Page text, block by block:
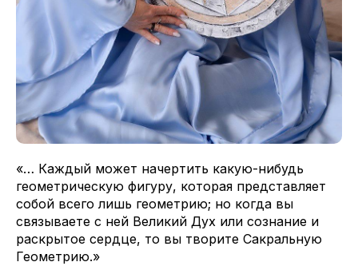
«… Каждый может начертить какую-нибудь
геометрическую фигуру, которая представляет
собой всего лишь геометрию; но когда вы
связываете с ней Великий Дух или сознание и
раскрытое сердце, то вы творите Сакральную
Геометрию.»